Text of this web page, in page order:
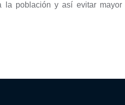
la población y así evitar mayor